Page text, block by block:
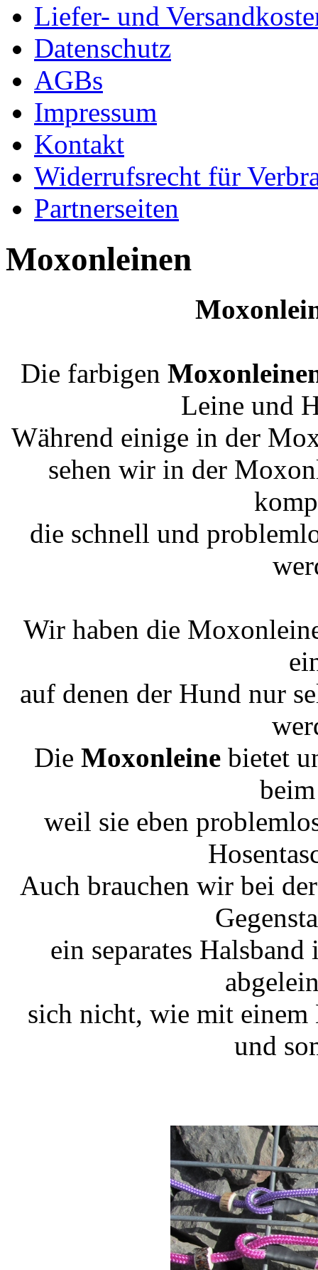
Liefer- und
Datenschutz
AGBs
Impressum
Kontakt
Widerrufsrecht für
Partnerseiten
Moxonleinen
Die farbigen
Leine und
Während einige in der
sehen wir in der
die schnell und
Wir haben die
auf denen der Hund nur
Die Moxonleine bietet
weil sie eben
Auch brauchen wir bei
ein separates
sich nicht, wie mit einem
und